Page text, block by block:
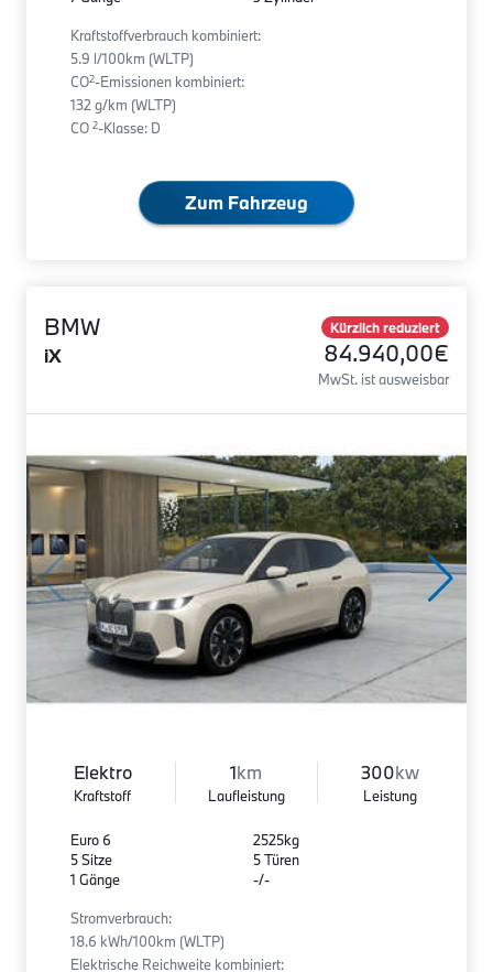
Kraftstoffverbrauch kombiniert:
5.9 l/100km (WLTP)
CO2-Emissionen kombiniert:
132 g/km (WLTP)
CO 2-Klasse: D
Zum Fahrzeug
BMW
iX
Kürzlich reduziert
84.940,00€
MwSt. ist ausweisbar
Elektro
Kraftstoff
1km
Laufleistung
300kw
Leistung
Euro 6
5 Sitze
1 Gänge
2525kg
5 Türen
-/-
Stromverbrauch:
18.6 kWh/100km (WLTP)
Elektrische Reichweite kombiniert: